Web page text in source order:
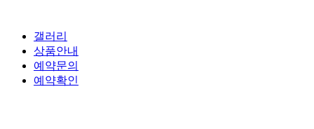
갤러리
상품안내
예약문의
예약확인